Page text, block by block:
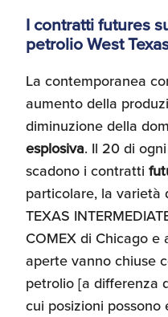
I contratti futures
petrolio West
La contemporanea
aumento della
diminuzione della
esplosiva. Il 20 di
scadono i contratti
particolare, la varietà
TEXAS
COMEX di Chicago e
aperte vanno chiuse
petrolio [a differenza
cui posizioni possono